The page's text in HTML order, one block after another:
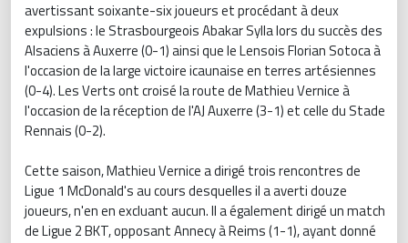
avertissant soixante-six joueurs et procédant à deux
expulsions : le Strasbourgeois Abakar Sylla lors du succès des
Alsaciens à Auxerre (0-1) ainsi que le Lensois Florian Sotoca à
l'occasion de la large victoire icaunaise en terres artésiennes
(0-4). Les Verts ont croisé la route de Mathieu Vernice à
l'occasion de la réception de l'AJ Auxerre (3-1) et celle du Stade
Rennais (0-2).
Cette saison, Mathieu Vernice a dirigé trois rencontres de
Ligue 1 McDonald's au cours desquelles il a averti douze
joueurs, n'en en excluant aucun. Il a également dirigé un match
de Ligue 2 BKT, opposant Annecy à Reims (1-1), ayant donné